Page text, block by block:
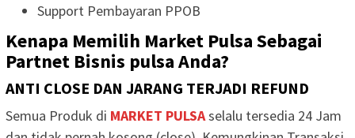
Support Pembayaran PPOB
Kenapa Memilih Market Pulsa Sebagai
Partnet Bisnis pulsa Anda?
ANTI CLOSE DAN JARANG TERJADI REFUND
Semua Produk di MARKET PULSAselalu tersedia 24 Jam